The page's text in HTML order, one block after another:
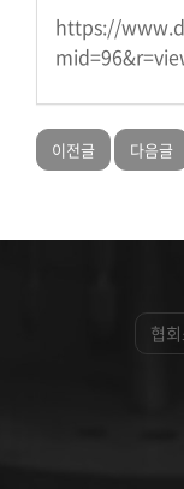
https://
이전글 다음글
협